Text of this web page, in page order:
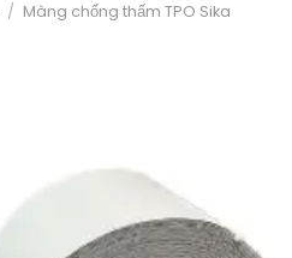
/ Màng chống thấm TPO Sika